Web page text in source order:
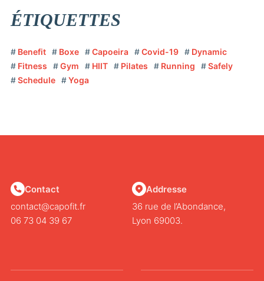
ÉTIQUETTES
Benefit Boxe Capoeira Covid-19
Dynamic
Fitness
Gym HIIT Pilates Running
Safely
Schedule
Yoga
Contact
contact@capofit.fr
06 73 04 39 67
Addresse
36 rue de l’Abondance,
Lyon 69003.